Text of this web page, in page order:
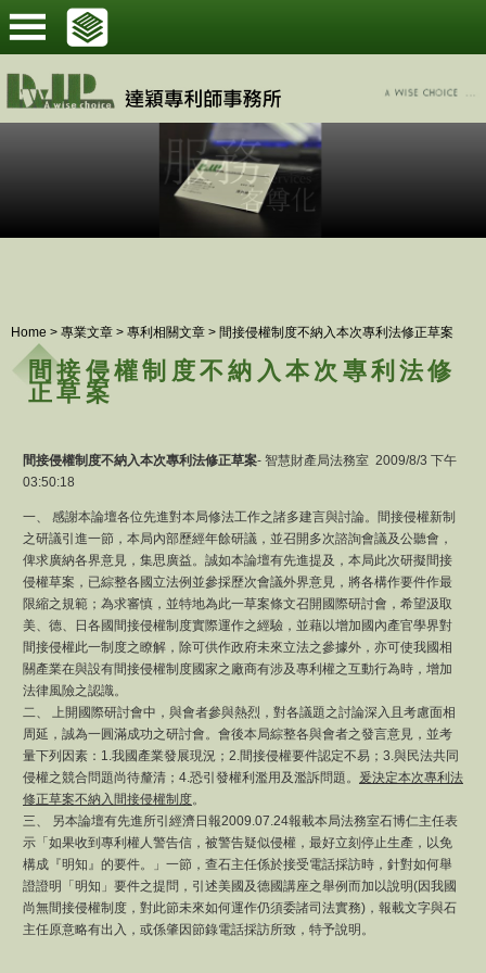
Home > 專業文章 > 專利相關文章 > 間接侵權制度不納入本次專利法修正草案
間接侵權制度不納入本次專利法修
正草案
間接侵權制度不納入本次專利法修正草案- 智慧財產局法務室 2009/8/3 下午
03:50:18
一、 感謝本論壇各位先進對本局修法工作之諸多建言與討論。間接侵權新制
之研議引進一節，本局內部歷經年餘研議，並召開多次諮詢會議及公聽會，
俾求廣納各界意見，集思廣益。誠如本論壇有先進提及，本局此次研擬間接
侵權草案，已綜整各國立法例並參採歷次會議外界意見，將各構作要件作最
限縮之規範；為求審慎，並特地為此一草案條文召開國際研討會，希望汲取
美、德、日各國間接侵權制度實際運作之經驗，並藉以增加國內產官學界對
間接侵權此一制度之瞭解，除可供作政府未來立法之參據外，亦可使我國相
關產業在與設有間接侵權制度國家之廠商有涉及專利權之互動行為時，增加
法律風險之認識。
二、 上開國際研討會中，與會者參與熱烈，對各議題之討論深入且考慮面相
周延，誠為一圓滿成功之研討會。會後本局綜整各與會者之發言意見，並考
量下列因素：1.我國產業發展現況；2.間接侵權要件認定不易；3.與民法共同
侵權之競合問題尚待釐清；4.恐引發權利濫用及濫訴問題。 爰決定本次專利法
修正草案不納入間接侵權制度。
三、 另本論壇有先進所引經濟日報2009.07.24報載本局法務室石博仁主任表
示「如果收到專利權人警告信，被警告疑似侵權，最好立刻停止生產，以免
構成『明知』的要件。」一節，查石主任係於接受電話採訪時，針對如何舉
證證明「明知」要件之提問，引述美國及德國講座之舉例而加以說明(因我國
尚無間接侵權制度，對此節未來如何運作仍須委諸司法實務)，報載文字與石
主任原意略有出入，或係肇因節錄電話採訪所致，特予說明。